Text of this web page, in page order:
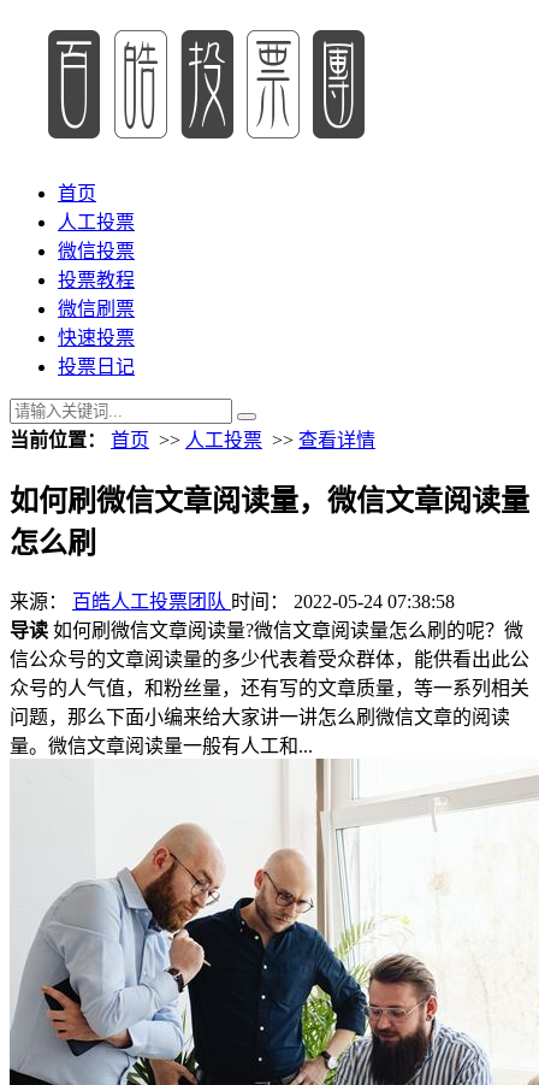
首页
人工投票
微信投票
投票教程
微信刷票
快速投票
投票日记
当前位置： 首页 >> 人工投票 >> 查看详情
如何刷微信文章阅读量，微信文章阅读量
怎么刷
来源： 百皓人工投票团队 时间： 2022-05-24 07:38:58
导读 如何刷微信文章阅读量?微信文章阅读量怎么刷的呢？微
信公众号的文章阅读量的多少代表着受众群体，能供看出此公
众号的人气值，和粉丝量，还有写的文章质量，等一系列相关
问题，那么下面小编来给大家讲一讲怎么刷微信文章的阅读
量。微信文章阅读量一般有人工和...